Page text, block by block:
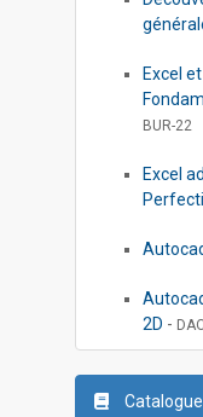
Excel
BUR-22
Excel
2D -
Catalogue